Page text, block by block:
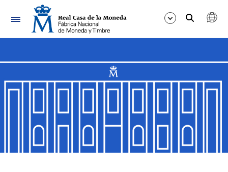
Nabigazioa
Erakutsi/Ezkutatu
Erakutsi/Ezkutatu
Erakutsi/Ezkutatu